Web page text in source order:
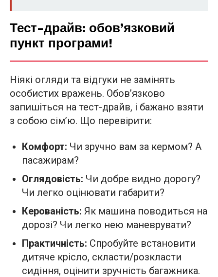
Тест-драйв: обов’язковий
пункт програми!
Ніякі огляди та відгуки не замінять
особистих вражень. Обов’язково
запишіться на тест-драйв, і бажано взяти
з собою сім’ю. Що перевірити:
Комфорт: Чи зручно вам за кермом? А
пасажирам?
Оглядовість: Чи добре видно дорогу?
Чи легко оцінювати габарити?
Керованість: Як машина поводиться на
дорозі? Чи легко нею маневрувати?
Практичність: Спробуйте встановити
дитяче крісло, скласти/розкласти
сидіння, оцінити зручність багажника.